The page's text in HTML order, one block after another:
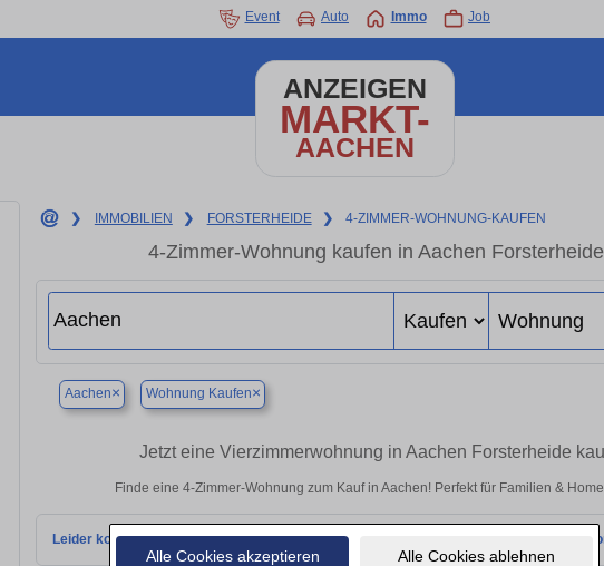
Alle Cookies akzeptieren Alle Cookies ablehnen
Event Auto Immo Job
ANZEIGEN
MARKT-
AACHEN
❯ IMMOBILIEN ❯ FORSTERHEIDE ❯ 4-ZIMMER-WOHNUNG-KAUFEN
4-Zimmer-Wohnung kaufen in Aachen
Aachen× Wohnung Kaufen×
Jetzt eine Vierzimmerwohnung in Aachen Forsterheide
Finde eine 4-Zimmer-Wohnung zum Kauf in Aachen! Perfekt für Familien &
Leider konnten wir derzeit keine passenden Objekte finden. Schauen Sie bald wieder